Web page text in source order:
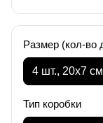
Размер (кол-во
4 шт., 20х7 см
Тип коробки